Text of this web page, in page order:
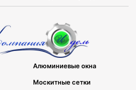
Алюминиевые окна
Москитные сетки